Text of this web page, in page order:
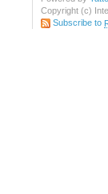
Copyright (c)
Subscribe to